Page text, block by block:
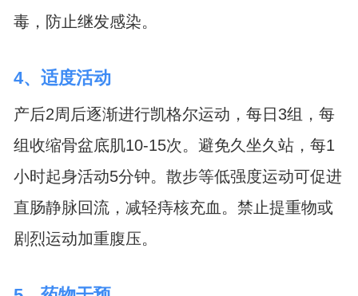
毒，防止继发感染。
4、适度活动
产后2周后逐渐进行凯格尔运动，每日3组，每
组收缩骨盆底肌10-15次。避免久坐久站，每1
小时起身活动5分钟。散步等低强度运动可促进
直肠静脉回流，减轻痔核充血。禁止提重物或
剧烈运动加重腹压。